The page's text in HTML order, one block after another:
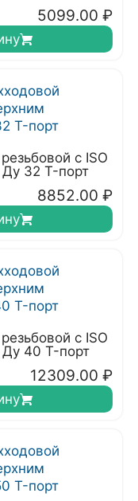
5099.00 ₽
с ISO
32 T-порт
8852.00 ₽
с ISO
40 T-порт
12309.00 ₽